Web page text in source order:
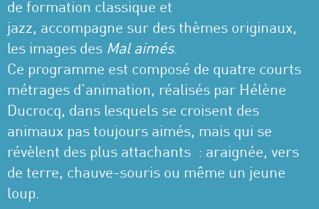
de formation classique et
jazz, accompagne sur des thèmes originaux,
les images des Mal aimés.
Ce programme est composé de quatre courts
métrages d’animation, réalisés par Hélène
Ducrocq, dans lesquels se croisent des
animaux pas toujours aimés, mais qui se
révèlent des plus attachants : araignée, vers
de terre, chauve-souris ou même un jeune
loup.